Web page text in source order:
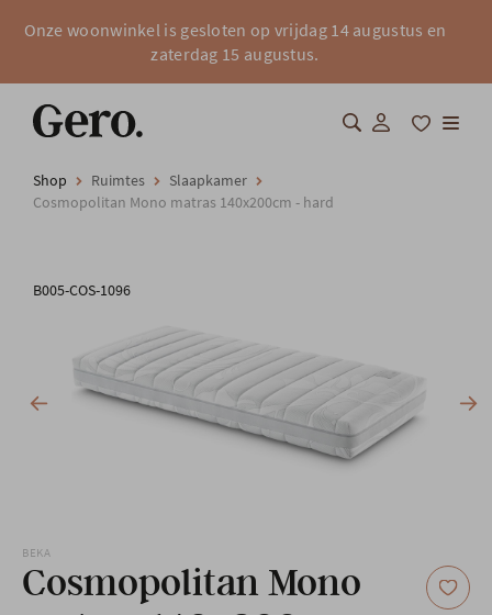
Onze woonwinkel is gesloten op vrijdag 14 augustus en
zaterdag 15 augustus.
Shop
Totaalinrichting
Shop Ruimtes
Slaapkamer
Cosmopolitan Mono matras 140x200cm - hard
B005-COS-1096
BEKA
Cosmopolitan Mono